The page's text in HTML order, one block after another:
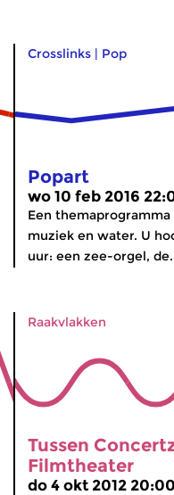
Crosslinks | Pop
Popart
wo 10 feb 2016
Een themaprogramma
muziek en water. U
uur: een zee-orgel,
Raakvlakken
Tussen
Filmtheater
do 4 okt 2012